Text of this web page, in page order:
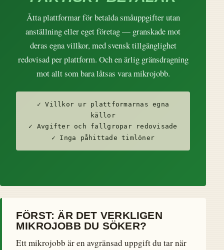
Åtta plattformar för betalda småuppgifter utan
anställning eller eget företag — granskade mot
deras egna villkor, med svensk tillgänglighet
redovisad per plattform. Och en ärlig gränsdragning
mot allt som bara låtsas vara mikrojobb.
✓ Villkor ur plattformarnas egna
källor
✓ Avgifter och fallgropar redovisade
✓ Inga påhittade timlöner
FÖRST: ÄR DET VERKLIGEN
MIKROJOBB DU SÖKER?
Ett mikrojobb är en avgränsad uppgift du tar när